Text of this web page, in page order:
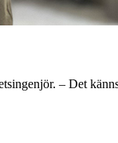
– Det